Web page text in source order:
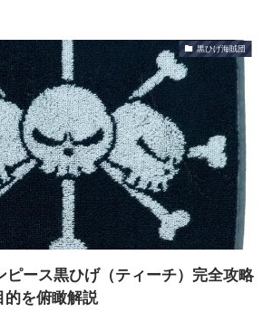
黒ひげ海賊団
ピース黒ひげ（ティーチ）完全攻略
的を俯瞰解説